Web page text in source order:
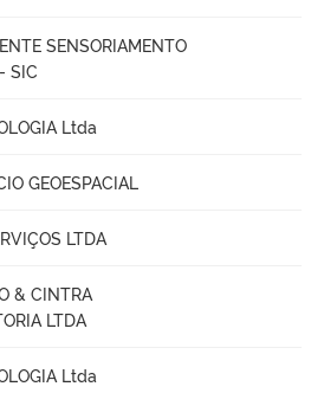
SENSORIAMENTO
SIC
Ltda
GEOESPACIAL
LTDA
& CINTRA
LTDA
Ltda